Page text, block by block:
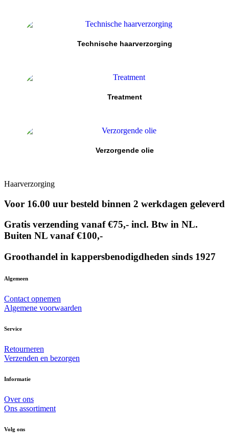
Technische haarverzorging
Treatment
Verzorgende olie
Haarverzorging
Voor 16.00 uur besteld binnen 2 werkdagen geleverd
Gratis verzending vanaf €75,- incl. Btw in NL.
Buiten NL vanaf €100,-
Groothandel in kappersbenodigdheden sinds 1927
Algemeen
Contact opnemen
Algemene voorwaarden
Service
Retourneren
Verzenden en bezorgen
Informatie
Over ons
Ons assortiment
Volg ons